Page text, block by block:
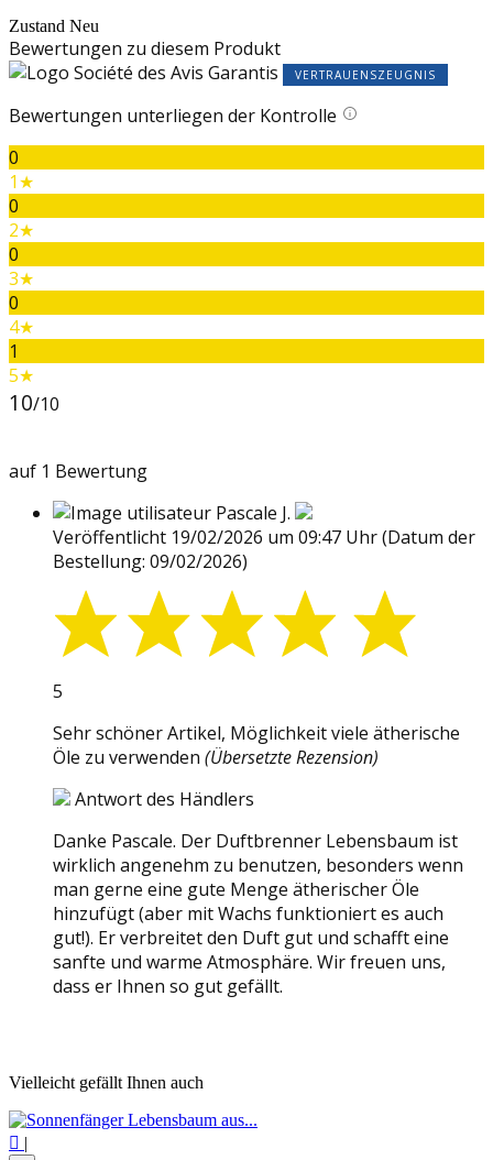
Zustand Neu
Bewertungen zu diesem Produkt
VERTRAUENSZEUGNIS
Bewertungen unterliegen der Kontrolle
0
1★
0
2★
0
3★
0
4★
1
5★
10/10
auf 1 Bewertung
Pascale J.
Veröffentlicht 19/02/2026 um 09:47 Uhr(Datum der
Bestellung: 09/02/2026)
5
Sehr schöner Artikel, Möglichkeit viele ätherische
Öle zu verwenden (Übersetzte Rezension)
Antwort des Händlers
Danke Pascale. Der Duftbrenner Lebensbaum ist
wirklich angenehm zu benutzen, besonders wenn
man gerne eine gute Menge ätherischer Öle
hinzufügt (aber mit Wachs funktioniert es auch
gut!). Er verbreitet den Duft gut und schafft eine
sanfte und warme Atmosphäre. Wir freuen uns,
dass er Ihnen so gut gefällt.
Vielleicht gefällt Ihnen auch
 |